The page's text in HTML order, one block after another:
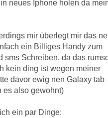
neues Iphone holen da
mir überlegt mir das
ein Billiges Handy zum
sms Schreiben, da das
kein ding ist wegen meiner
davor ewig nen Galaxy tab
es also gewohnt)
ein par Dinge: